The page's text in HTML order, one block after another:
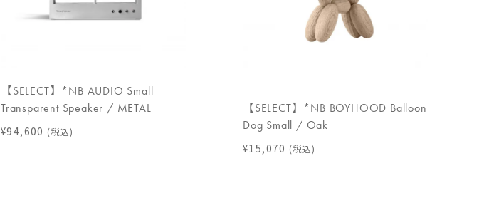
【SELECT】*NB AUDIO Small
Transparent Speaker / METAL
¥94,600 (税込)
【SELECT】*NB BOYHOOD Balloon
Dog Small / Oak
¥15,070 (税込)